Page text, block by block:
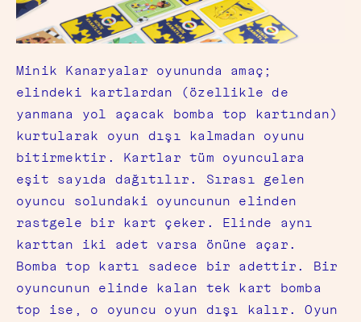
Minik Kanaryalar oyununda amaç;
elindeki kartlardan (özellikle de
yanmana yol açacak bomba top kartından)
kurtularak oyun dışı kalmadan oyunu
bitirmektir. Kartlar tüm oyunculara
eşit sayıda dağıtılır. Sırası gelen
oyuncu solundaki oyuncunun elinden
rastgele bir kart çeker. Elinde aynı
karttan iki adet varsa önüne açar.
Bomba top kartı sadece bir adettir. Bir
oyuncunun elinde kalan tek kart bomba
top ise, o oyuncu oyun dışı kalır. Oyun